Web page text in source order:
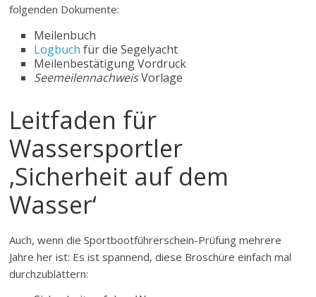
folgenden Dokumente:
Meilenbuch
Logbuch für die Segelyacht
Meilenbestätigung Vordruck
SeemeilennachweisVorlage
Leitfaden für
Wassersportler
‚Sicherheit auf dem
Wasser‘
Auch, wenn die Sportbootführerschein-Prüfung mehrere
Jahre her ist: Es ist spannend, diese Broschüre einfach mal
durchzublättern: